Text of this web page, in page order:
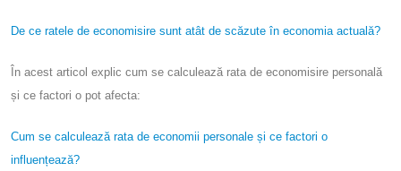
De ce ratele de economisire sunt atât de scăzute în economia actuală?
În acest articol explic cum se calculează rata de economisire personală
și ce factori o pot afecta:
Cum se calculează rata de economii personale și ce factori o
influențează?